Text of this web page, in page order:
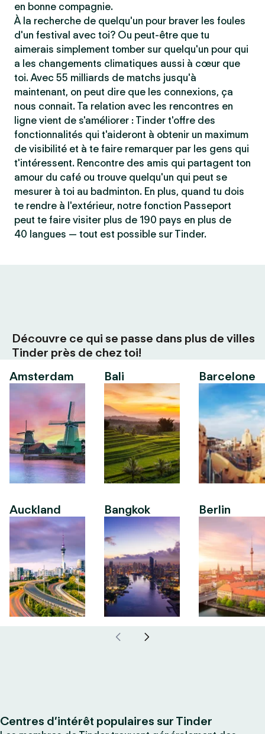
en bonne compagnie.
À la recherche de quelqu'un pour braver les foules
d'un festival avec toi? Ou peut-être que tu
aimerais simplement tomber sur quelqu'un pour qui
a les changements climatiques aussi à cœur que
toi. Avec 55 milliards de matchs jusqu'à
maintenant, on peut dire que les connexions, ça
nous connait. Ta relation avec les rencontres en
ligne vient de s'améliorer : Tinder t'offre des
fonctionnalités qui t'aideront à obtenir un maximum
de visibilité et à te faire remarquer par les gens qui
t'intéressent. Rencontre des amis qui partagent ton
amour du café ou trouve quelqu'un qui peut se
mesurer à toi au badminton. En plus, quand tu dois
te rendre à l'extérieur, notre fonction Passeport
peut te faire visiter plus de 190 pays en plus de
40 langues — tout est possible sur Tinder.
Découvre ce qui se passe dans plus de villes
Tinder près de chez toi!
Amsterdam
Auckland
Bali
Bangkok
Barcelone
Berlin
Centres d’intérêt populaires sur Tinder